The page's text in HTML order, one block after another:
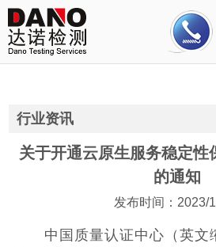
首页
关于我们
公司动态
行业资讯
关于开通云原生服务稳定性
的通知
发布时间：2023/
中国质量认证中心（英文